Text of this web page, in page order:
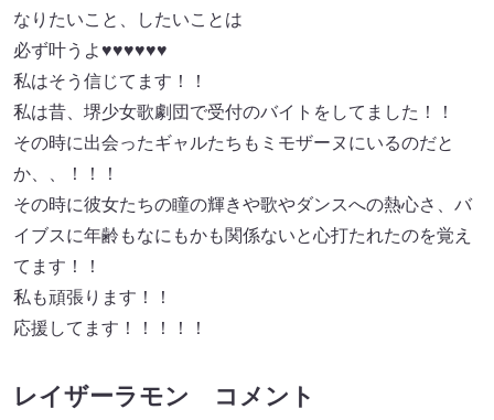
なりたいこと、したいことは
必ず叶うよ♥♥♥♥♥♥
私はそう信じてます！！
私は昔、堺少女歌劇団で受付のバイトをしてました！！
その時に出会ったギャルたちもミモザーヌにいるのだと
か、、！！！
その時に彼女たちの瞳の輝きや歌やダンスへの熱心さ、バ
イブスに年齢もなにもかも関係ないと心打たれたのを覚え
てます！！
私も頑張ります！！
応援してます！！！！！
レイザーラモン コメント